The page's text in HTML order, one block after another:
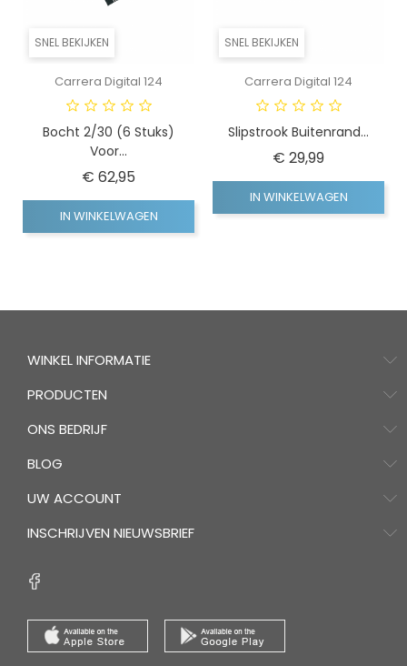
SNEL BEKIJKEN
Carrera Digital 124
Bocht 2/30 (6 Stuks)
Voor...
€ 62,95
IN WINKELWAGEN
SNEL BEKIJKEN
Carrera Digital 124
Slipstrook Buitenrand...
€ 29,99Prijs
IN WINKELWAGEN
WINKEL INFORMATIE
PRODUCTEN
ONS BEDRIJF
BLOG
UW ACCOUNT
INSCHRIJVEN NIEUWSBRIEF